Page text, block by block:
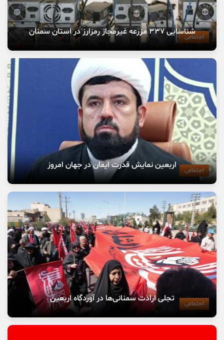
اجتماعیشناسایی ۳۳۷ مزرعه غیرمجاز رمزارز در استان سمنان
اجتماعی اربعین نمایش قدرت ایمان در جهان امروز
اجتماعی تجلی ارادت سمنانی‌ها در آوردگاه اربعین